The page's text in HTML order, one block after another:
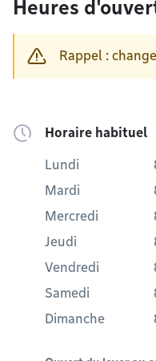
Heures
Rappel :
Horaire habituel
Lundi
Mardi
Mercredi
Jeudi
Vendredi
Samedi
Dimanche